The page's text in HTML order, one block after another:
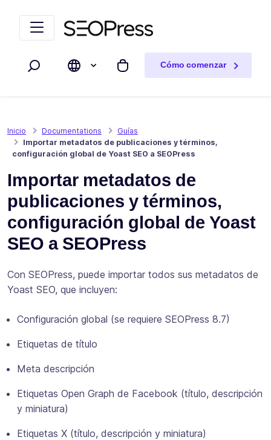
Buscar Mi carrito
Cómo comenzar
Inicio Documentations
Guías
Importar metadatos de publicaciones y términos,
configuración global de Yoast SEO a SEOPress
Importar metadatos de
publicaciones y términos,
configuración global de Yoast
SEO a SEOPress
Con SEOPress, puede importar todos sus metadatos de
Yoast SEO, que incluyen:
Configuración global (se requiere SEOPress 8.7)
Etiquetas de título
Meta descripción
Etiquetas Open Graph de Facebook (título, descripción
y miniatura)
Etiquetas X (título, descripción y miniatura)